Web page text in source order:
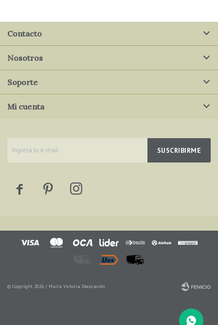
SUSCRIBIRME
  
Contacto
Nosotros
Soporte
Mi cuenta
© Copyright 2026 / María Victoria Decoración